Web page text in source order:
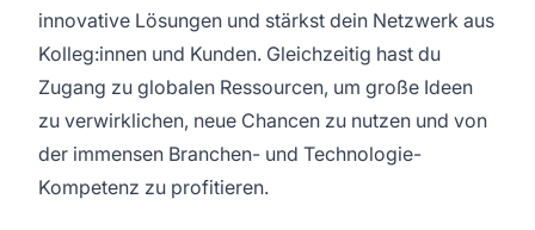
innovative Lösungen und stärkst dein Netzwerk aus
Kolleg:innen und Kunden. Gleichzeitig hast du
Zugang zu globalen Ressourcen, um große Ideen
zu verwirklichen, neue Chancen zu nutzen und von
der immensen Branchen- und Technologie-
Kompetenz zu profitieren.